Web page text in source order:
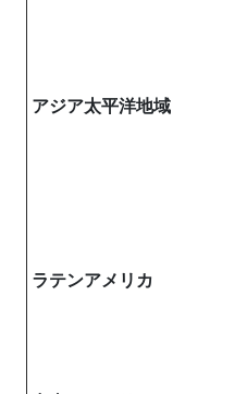
アジア太平洋地域
ラテンアメリカ